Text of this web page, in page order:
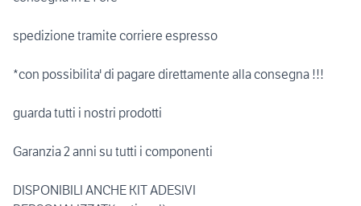
spedizione tramite corriere espresso
*con possibilita' di pagare direttamente alla consegna !!!
guarda tutti i nostri prodotti
Garanzia 2 anni su tutti i componenti
DISPONIBILI ANCHE KIT ADESIVI